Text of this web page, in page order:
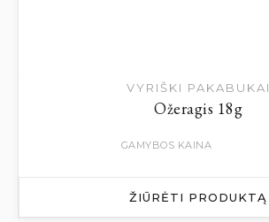
VYRIŠKI PAKABUKAI
Ožeragis 18g
GAMYBOS KAINA
ŽIŪRĖTI PRODUKTĄ